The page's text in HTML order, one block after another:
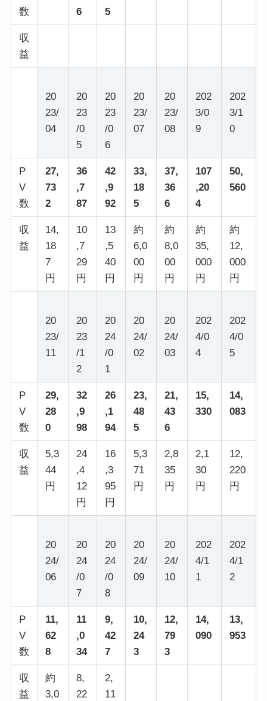
数
6
5
収
益
20
23/
04
20
23
/0
5
20
23
/0
6
20
23/
07
20
23/
08
202
3/0
9
202
3/1
0
P
V
数
27,
73
2
36
,7
87
42
,9
92
33,
18
5
37,
36
6
107
,20
4
50,
560
収
益
14,
18
7
円
10
,7
29
円
13
,5
40
円
約
6,0
00
円
約
8,0
00
円
約
35,
000
円
約
12,
000
円
20
23/
11
20
23
/1
2
20
24
/0
1
20
24/
02
20
24/
03
202
4/0
4
202
4/0
5
P
V
数
29,
28
0
32
,9
98
26
,1
94
23,
48
5
21,
43
6
15,
330
14,
083
収
益
5,3
44
円
24
,4
12
円
16
,3
95
円
5,3
71
円
2,8
35
円
2,1
30
円
12,
220
円
20
24/
06
20
24
/0
7
20
24
/0
8
20
24/
09
20
24/
10
202
4/1
1
202
4/1
2
P
V
数
11,
62
8
11
,0
34
9,
42
7
10,
24
3
12,
79
3
14,
090
13,
953
収
益
約
3,0
8,
22
2,
11